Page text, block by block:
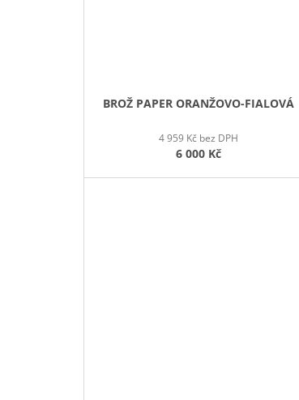
BROŽ PAPER ORANŽOVO-FIALOVÁ
4 959 Kč bez DPH
6 000 Kč